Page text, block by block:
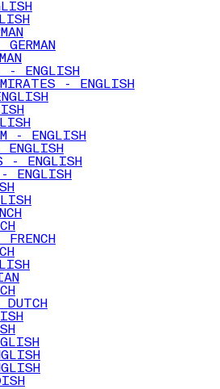
- ENGLISH
- ENGLISH
- ENGLISH
ENGLISH
- ENGLISH
ENGLISH